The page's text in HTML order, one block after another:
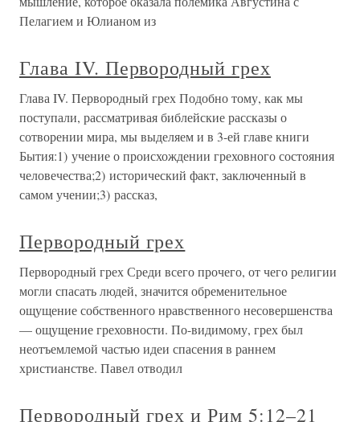
Пелагием и Юлианом из
Глава IV. Первородный грех
Глава IV. Первородный грех Подобно тому, как мы
поступали, рассматривая библейские рассказы о
сотворении мира, мы выделяем и в 3-ей главе книги
Бытия:1) учение о происхождении греховного состояния
человечества;2) исторический факт, заключенный в
самом учении;3) рассказ,
Первородный грех
Первородный грех Среди всего прочего, от чего религии
могли спасать людей, значится обременительное
ощущение собственного нравственного несовершенства
— ощущение греховности. По-видимому, грех был
неотъемлемой частью идеи спасения в раннем
христианстве. Павел отводил
Первородный грех и Рим 5:12–21